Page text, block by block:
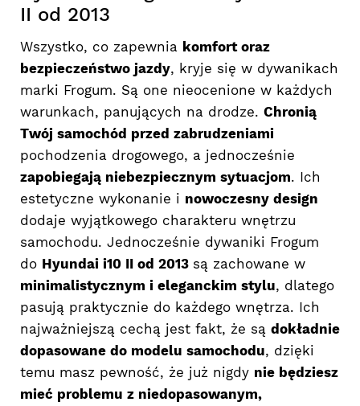
II od 2013
Wszystko, co zapewnia komfort oraz
bezpieczeństwo jazdy, kryje się w dywanikach
marki Frogum. Są one nieocenione w każdych
warunkach, panujących na drodze. Chronią
Twój samochód przed zabrudzeniami
pochodzenia drogowego, a jednocześnie
zapobiegają niebezpiecznym sytuacjom. Ich
estetyczne wykonanie i nowoczesny design
dodaje wyjątkowego charakteru wnętrzu
samochodu. Jednocześnie dywaniki Frogum
do Hyundai i10 II od 2013 są zachowane w
minimalistycznym i eleganckim stylu, dlatego
pasują praktycznie do każdego wnętrza. Ich
najważniejszą cechą jest fakt, że są dokładnie
dopasowane do modelu samochodu, dzięki
temu masz pewność, że już nigdy nie będziesz
mieć problemu z niedopasowanym,